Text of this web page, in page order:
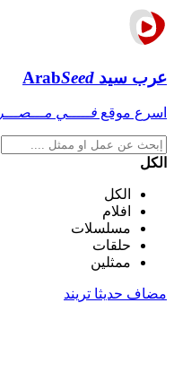
عرب سيد ArabSeed
اسرع موقع فـــــي مـــصـــر
الكل
الكل
افلام
مسلسلات
حلقات
ممثلين
مضاف حديثا تريند